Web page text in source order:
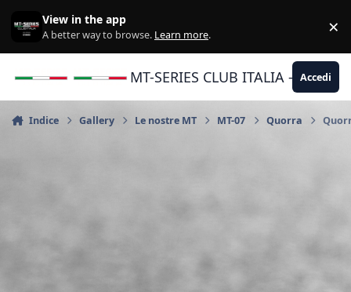
View in the app
A better way to browse. Learn more. ×
MT-SERIES CLUB ITALIA -Accedi
Indice Gallery Le nostre MT MT-07 Quorra